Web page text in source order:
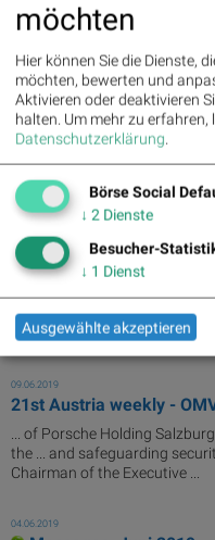
Verbund-CEO Wolfgang
Redtenbacher
12.06.2019
Messages, Juni 2019
... Kulturprojekte,v.l.n.r OMV
GeneraldirektorRainerSeele,
Digitalisierung und
09.06.2019
21st Austria weekly -
... of Porsche Holding
the ... and safeguarding
Chairman of the Executive ...
04.06.2019
möchten
Hier können Sie die Dienste,
möchten, bewerten und
Aktivieren oder deaktivieren
halten. Um mehr zu erfahren,
Datenschutzerklärung.
Börse Social
↓ 2 Dienste
Besucher-
↓ 1 Dienst
Ausgewählte akzeptieren